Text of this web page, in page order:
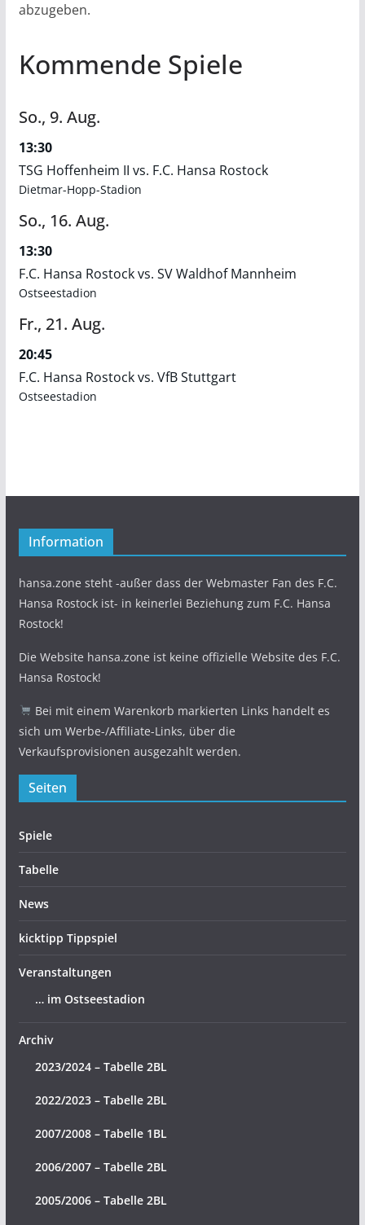
abzugeben.
Kommende Spiele
So., 9. Aug.
13:30
TSG Hoffenheim II vs. F.C. Hansa Rostock
Dietmar-Hopp-Stadion
So., 16. Aug.
13:30
F.C. Hansa Rostock vs. SV Waldhof Mannheim
Ostseestadion
Fr., 21. Aug.
20:45
F.C. Hansa Rostock vs. VfB Stuttgart
Ostseestadion
Information
hansa.zone steht -außer dass der Webmaster Fan des F.C.
Hansa Rostock ist- in keinerlei Beziehung zum F.C. Hansa
Rostock!
Die Website hansa.zone ist keine offizielle Website des F.C.
Hansa Rostock!
Bei mit einem Warenkorb markierten Links handelt es
sich um Werbe-/Affiliate-Links, über die
Verkaufsprovisionen ausgezahlt werden.
Seiten
Spiele
Tabelle
News
kicktipp Tippspiel
Veranstaltungen
… im Ostseestadion
Archiv
2023/2024 – Tabelle 2BL
2022/2023 – Tabelle 2BL
2007/2008 – Tabelle 1BL
2006/2007 – Tabelle 2BL
2005/2006 – Tabelle 2BL